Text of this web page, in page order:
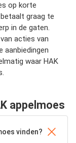
op korte
graag te
in de gaten.
acties van
aanbiedingen
waar HAK
appelmoes
vinden?